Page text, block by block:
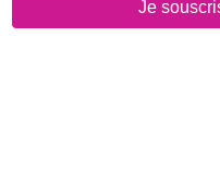
Je